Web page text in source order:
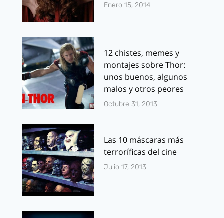
Enero 15, 2014
12 chistes, memes y
montajes sobre Thor:
unos buenos, algunos
malos y otros peores
Octubre 31, 2013
Las 10 máscaras más
terroríficas del cine
Julio 17, 2013